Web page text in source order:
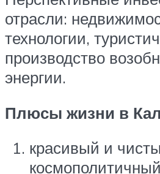
отрасли:
технологии,
производство
энергии.
Плюсы жизни в
красивый и